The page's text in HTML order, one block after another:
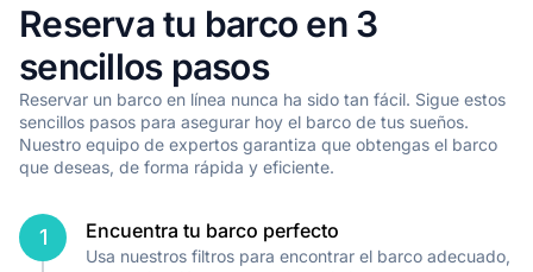
Reserva tu barco en 3
sencillos pasos
Reservar un barco en línea nunca ha sido tan fácil. Sigue estos
sencillos pasos para asegurar hoy el barco de tus sueños.
Nuestro equipo de expertos garantiza que obtengas el barco
que deseas, de forma rápida y eficiente.
1 Encuentra tu barco perfecto
Usa nuestros filtros para encontrar el barco adecuado,